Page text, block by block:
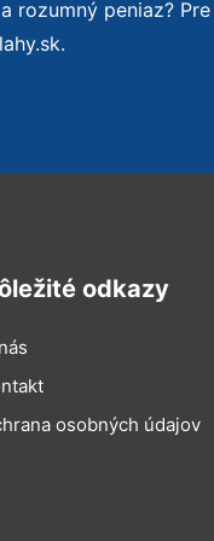
rozumný peniaz? Pre
odkazy
osobných údajov